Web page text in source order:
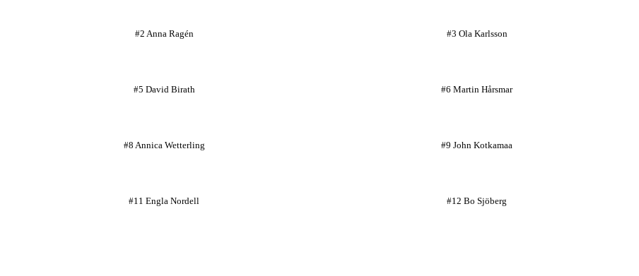
#2 Anna Ragén #3 Ola Karlsson
#5 David Birath #6 Martin Hårsmar
#8 Annica Wetterling #9 John Kotkamaa
#11 Engla Nordell #12 Bo Sjöberg